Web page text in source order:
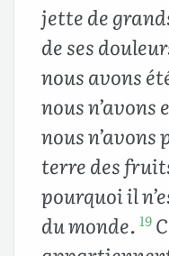
jette de
de ses
nous avons
nous n’avons
nous
terre des
pourquoi il
du monde. 19